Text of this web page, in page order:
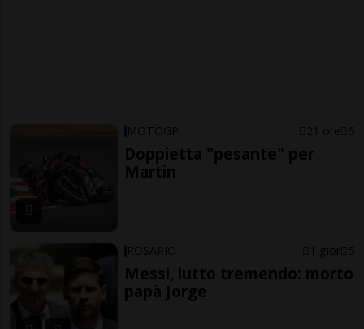
MOTOGP 21 ore 6
Doppietta "pesante" per
Martin
ROSARIO 1 gior 5
Messi, lutto tremendo: morto
papà Jorge